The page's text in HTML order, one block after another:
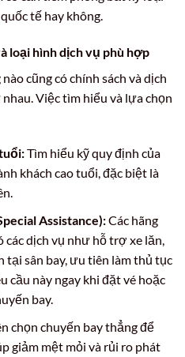
tế hay không.
loại hình dịch vụ phù hợp
cũng có chính sách và dịch
Việc tìm hiểu và lựa chọn
Tìm hiểu kỹ quy định của
khách cao tuổi, đặc biệt là
Assistance):Các hãng
dịch vụ như hỗ trợ xe lăn,
tại sân bay, ưu tiên làm thủ tục
cầu này ngay khi đặt vé hoặc
bay.
chọn chuyến bay thẳng để
giảm mệt mỏi và rủi ro phát